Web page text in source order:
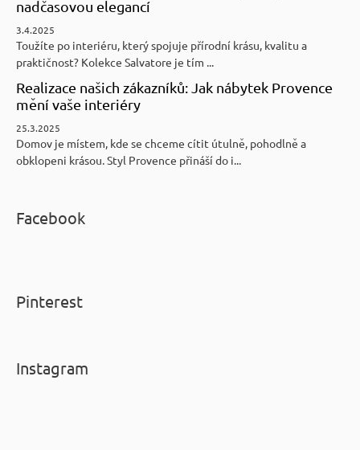
nadčasovou elegancí
3.4.2025
Toužíte po interiéru, který spojuje přírodní krásu, kvalitu a
praktičnost? Kolekce Salvatore je tím ...
Realizace našich zákazníků: Jak nábytek Provence
mění vaše interiéry
25.3.2025
Domov je místem, kde se chceme cítit útulně, pohodlně a
obklopeni krásou. Styl Provence přináší do i...
Facebook
Pinterest
Instagram